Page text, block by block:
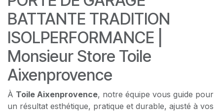
BATTANTE TRADITION
ISOLPERFORMANCE |
Monsieur Store Toile
Aixenprovence
À Toile Aixenprovence, notre équipe vous guide pour
un résultat esthétique, pratique et durable, ajusté à vos